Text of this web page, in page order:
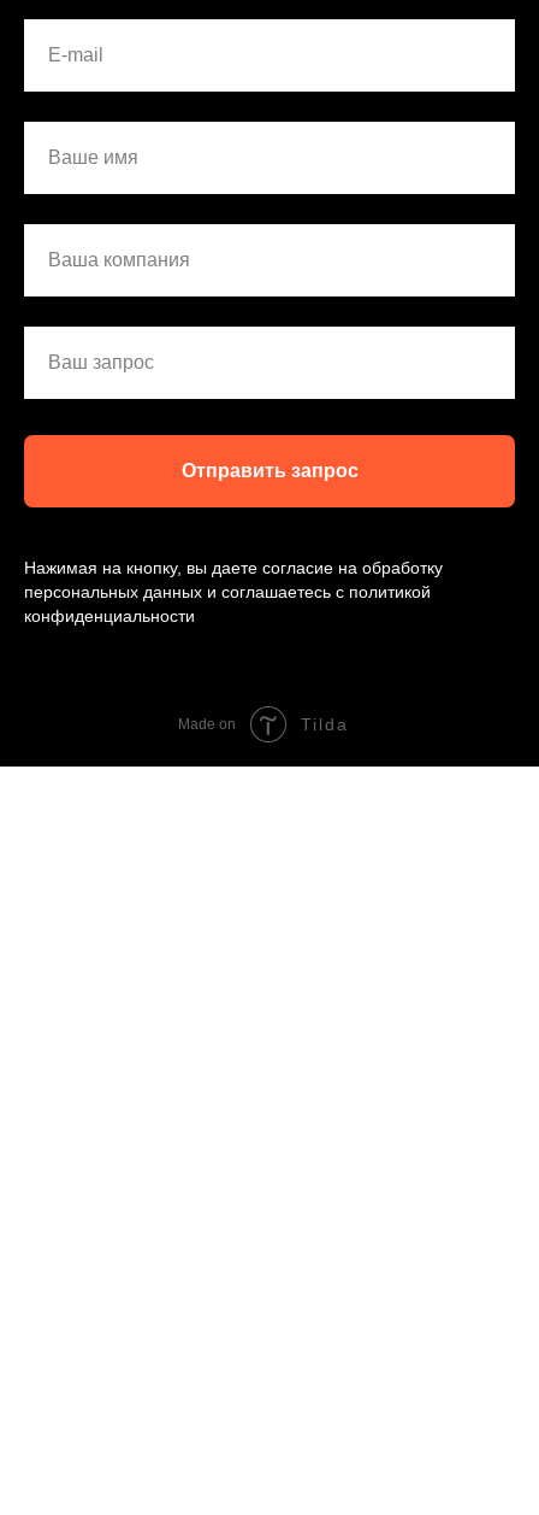
E-mail
Ваше имя
Ваша компания
Ваш запрос
Отправить запрос
Нажимая на кнопку, вы даете согласие на обработку
персональных данных и соглашаетесь c политикой
конфиденциальности
Made on Tilda